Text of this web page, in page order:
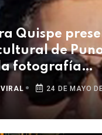
Quispe
de
fotografía
24 DE MAYO